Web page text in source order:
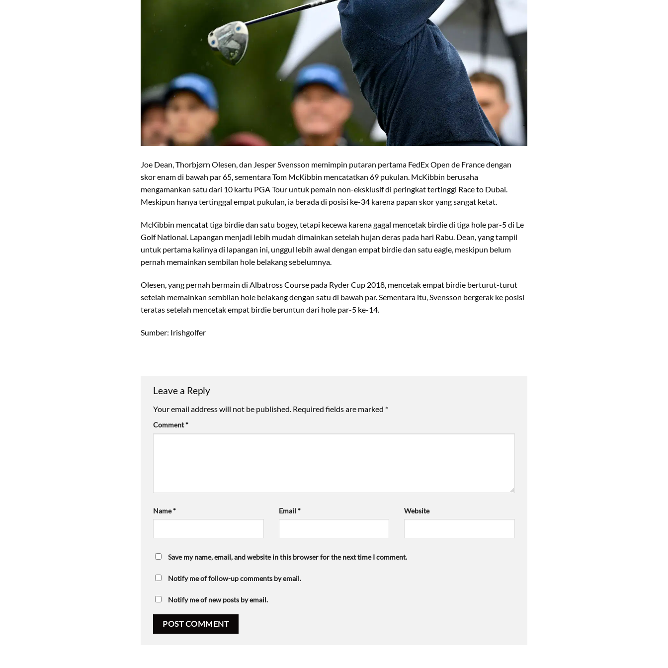
Joe Dean, Thorbjørn Olesen, dan Jesper Svensson memimpin putaran pertama FedEx Open de France dengan
skor enam di bawah par 65, sementara Tom McKibbin mencatatkan 69 pukulan. McKibbin berusaha
mengamankan satu dari 10 kartu PGA Tour untuk pemain non-eksklusif di peringkat tertinggi Race to Dubai.
Meskipun hanya tertinggal empat pukulan, ia berada di posisi ke-34 karena papan skor yang sangat ketat.
McKibbin mencatat tiga birdie dan satu bogey, tetapi kecewa karena gagal mencetak birdie di tiga hole par-5 di Le
Golf National. Lapangan menjadi lebih mudah dimainkan setelah hujan deras pada hari Rabu. Dean, yang tampil
untuk pertama kalinya di lapangan ini, unggul lebih awal dengan empat birdie dan satu eagle, meskipun belum
pernah memainkan sembilan hole belakang sebelumnya.
Olesen, yang pernah bermain di Albatross Course pada Ryder Cup 2018, mencetak empat birdie berturut-turut
setelah memainkan sembilan hole belakang dengan satu di bawah par. Sementara itu, Svensson bergerak ke posisi
teratas setelah mencetak empat birdie beruntun dari hole par-5 ke-14.
Sumber: Irishgolfer
Leave a Reply
Your email address will not be published. Required fields are marked *
Comment*
Name* Email * Website
Save my name, email, and website in this browser for the next time I comment.
Notify me of follow-up comments by email.
Notify me of new posts by email.